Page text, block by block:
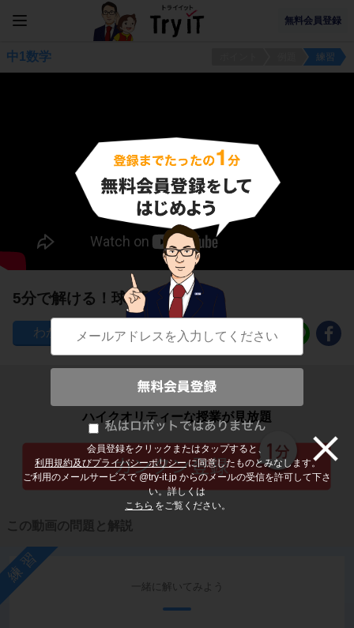
無料会員登録
会員登録をクリックまたはタップすると、
利用規約及びプライバシーポリシー に同意したものとみなします。
ご利用のメールサービスで @try-it.jp からのメールの受信を許可して下さ
い。詳しくは
こちら をご覧ください。
中1数学 練習
5分で解ける！球に関する問題
134
子どもの勉強から大人の学び直しまで
ハイクオリティーな授業が見放題
この動画の問題と解説
練習
一緒に解いてみよう